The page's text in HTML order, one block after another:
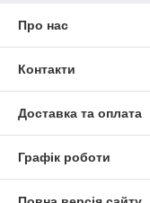
Про нас
Контакти
Доставка та оплата
Графік роботи